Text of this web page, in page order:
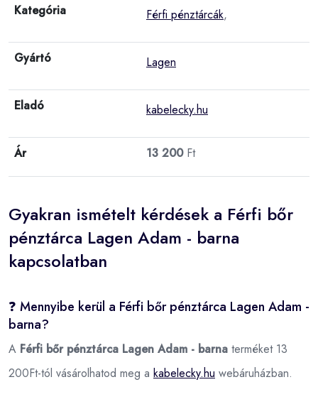
Kategória Férfi pénztárcák,
Gyártó Lagen
Eladó kabelecky.hu
Ár 13 200Ft
Gyakran ismételt kérdések a Férfi bőr
pénztárca Lagen Adam - barna
kapcsolatban
❓ Mennyibe kerül a Férfi bőr pénztárca Lagen Adam -
barna?
A Férfi bőr pénztárca Lagen Adam - barna terméket 13
200Ft-tól vásárolhatod meg a kabelecky.hu webáruházban.